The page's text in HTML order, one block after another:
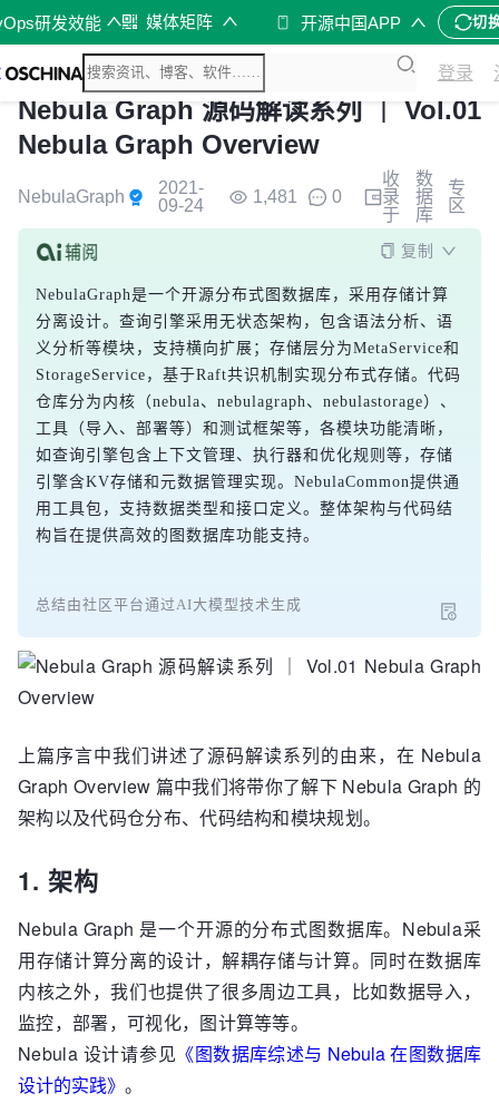
研发效能 媒体矩阵 开源中国APP 切
登录
Nebula Graph 源码解读系列 ｜ Vol.01
Nebula Graph Overview
NebulaGraph
2021-
09-24
1,481 0
收
录
于
数
据
库
专
区
复制
NebulaGraph是一个开源分布式图数据库，采用存储计算
分离设计。查询引擎采用无状态架构，包含语法分析、语
义分析等模块，支持横向扩展；存储层分为MetaService和
StorageService，基于Raft共识机制实现分布式存储。代码
仓库分为内核（nebula、nebulagraph、nebulastorage）、
工具（导入、部署等）和测试框架等，各模块功能清晰，
如查询引擎包含上下文管理、执行器和优化规则等，存储
引擎含KV存储和元数据管理实现。NebulaCommon提供通
用工具包，支持数据类型和接口定义。整体架构与代码结
构旨在提供高效的图数据库功能支持。
总结由社区平台通过AI大模型技术生成
上篇序言中我们讲述了源码解读系列的由来，在 Nebula
Graph Overview 篇中我们将带你了解下 Nebula Graph 的
架构以及代码仓分布、代码结构和模块规划。
1. 架构
Nebula Graph 是一个开源的分布式图数据库。Nebula采
用存储计算分离的设计，解耦存储与计算。同时在数据库
内核之外，我们也提供了很多周边工具，比如数据导入，
监控，部署，可视化，图计算等等。
Nebula 设计请参见 《图数据库综述与 Nebula 在图数据库
设计的实践》 。